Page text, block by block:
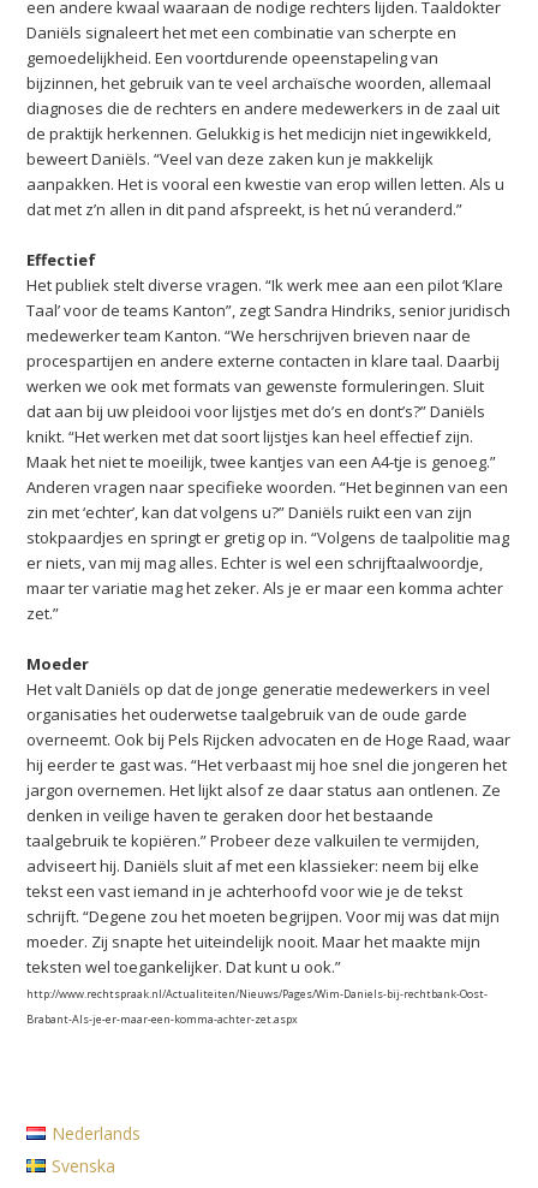
een andere kwaal waaraan de nodige rechters lijden. Taaldokter
Daniëls signaleert het met een combinatie van scherpte en
gemoedelijkheid. Een voortdurende opeenstapeling van
bijzinnen, het gebruik van te veel archaïsche woorden, allemaal
diagnoses die de rechters en andere medewerkers in de zaal uit
de praktijk herkennen. Gelukkig is het medicijn niet ingewikkeld,
beweert Daniëls. “Veel van deze zaken kun je makkelijk
aanpakken. Het is vooral een kwestie van erop willen letten. Als u
dat met z’n allen in dit pand afspreekt, is het nú veranderd.”
Effectief
Het publiek stelt diverse vragen. “Ik werk mee aan een pilot ‘Klare
Taal’ voor de teams Kanton”, zegt Sandra Hindriks, senior juridisch
medewerker team Kanton. “We herschrijven brieven naar de
procespartijen en andere externe contacten in klare taal. Daarbij
werken we ook met formats van gewenste formuleringen. Sluit
dat aan bij uw pleidooi voor lijstjes met do’s en dont’s?” Daniëls
knikt. “Het werken met dat soort lijstjes kan heel effectief zijn.
Maak het niet te moeilijk, twee kantjes van een A4-tje is genoeg.”
Anderen vragen naar specifieke woorden. “Het beginnen van een
zin met ‘echter’, kan dat volgens u?” Daniëls ruikt een van zijn
stokpaardjes en springt er gretig op in. “Volgens de taalpolitie mag
er niets, van mij mag alles. Echter is wel een schrijftaalwoordje,
maar ter variatie mag het zeker. Als je er maar een komma achter
zet.”
Moeder
Het valt Daniëls op dat de jonge generatie medewerkers in veel
organisaties het ouderwetse taalgebruik van de oude garde
overneemt. Ook bij Pels Rijcken advocaten en de Hoge Raad, waar
hij eerder te gast was. “Het verbaast mij hoe snel die jongeren het
jargon overnemen. Het lijkt alsof ze daar status aan ontlenen. Ze
denken in veilige haven te geraken door het bestaande
taalgebruik te kopiëren.” Probeer deze valkuilen te vermijden,
adviseert hij. Daniëls sluit af met een klassieker: neem bij elke
tekst een vast iemand in je achterhoofd voor wie je de tekst
schrijft. “Degene zou het moeten begrijpen. Voor mij was dat mijn
moeder. Zij snapte het uiteindelijk nooit. Maar het maakte mijn
teksten wel toegankelijker. Dat kunt u ook.”
http://www.rechtspraak.nl/Actualiteiten/Nieuws/Pages/Wim-Daniels-bij-rechtbank-Oost-
Brabant-Als-je-er-maar-een-komma-achter-zet.aspx
Nederlands
Svenska